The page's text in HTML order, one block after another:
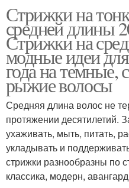
Стрижки на
средней длины
Стрижки на
модные идеи
года на темные,
рыжие волосы
Средняя длина волос не
протяжении десятилетий.
ухаживать, мыть, питать,
укладывать и
стрижки разнообразны по
классика, модерн,